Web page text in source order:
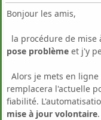
Bonjour les amis,
la procédure de mise
pose problème et j'y
Alors je mets en
remplacera l'actuelle
fiabilité.
mise à jour volontaire.